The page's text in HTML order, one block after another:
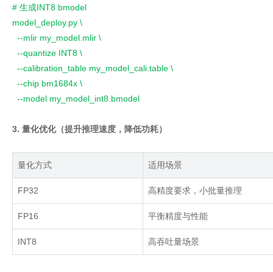
# 生成INT8 bmodel
model_deploy.py \
--mlir my_model.mlir \
--quantize INT8 \
--calibration_table my_model_cali.table \
--chip bm1684x \
--model my_model_int8.bmodel
3. 量化优化（提升推理速度，降低功耗）
量化方式 适用场景
FP32 高精度要求，小批量推理
FP16 平衡精度与性能
INT8 高吞吐量场景